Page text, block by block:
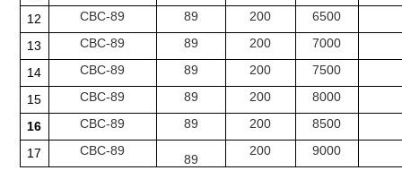
12 СВС-89 89 200 6500
13 СВС-89 89 200 7000
14 СВС-89 89 200 7500
15 СВС-89 89 200 8000
16 СВС-89 89 200 8500
17 СВС-89
89
200 9000